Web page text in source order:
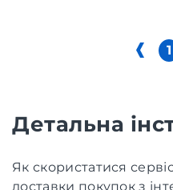
1
Детальна
Як скористатися
доставки покупок з